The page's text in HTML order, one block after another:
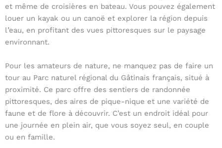
et même de croisières en bateau. Vous pouvez également
louer un kayak ou un canoë et explorer la région depuis
l’eau, en profitant des vues pittoresques sur le paysage
environnant.
Pour les amateurs de nature, ne manquez pas de faire un
tour au Parc naturel régional du Gâtinais français, situé à
proximité. Ce parc offre des sentiers de randonnée
pittoresques, des aires de pique-nique et une variété de
faune et de flore à découvrir. C’est un endroit idéal pour
une journée en plein air, que vous soyez seul, en couple
ou en famille.